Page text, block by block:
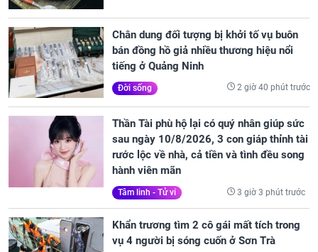
Chân dung đối tượng bị khởi tố vụ buôn
bán đồng hồ giả nhiều thương hiệu nổi
tiếng ở Quảng Ninh
Đời sống 2 giờ 40 phút trước
Thần Tài phù hộ lại có quý nhân giúp sức
sau ngày 10/8/2026, 3 con giáp thỉnh tài
rước lộc về nhà, cả tiền và tình đều song
hành viên mãn
Tâm linh - Tử vi 3 giờ 3 phút trước
Khẩn trương tìm 2 cô gái mất tích trong
vụ 4 người bị sóng cuốn ở Sơn Trà